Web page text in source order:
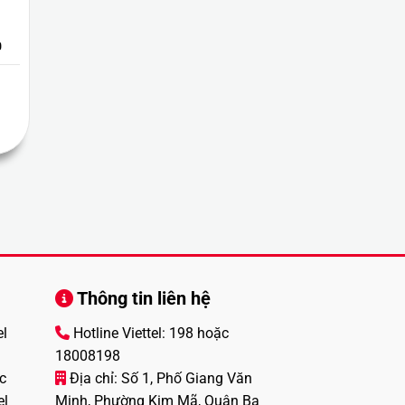
Thông tin liên hệ
Hotline Viettel: 198 hoặc
18008198
Địa chỉ: Số 1, Phố Giang Văn
Minh, Phường Kim Mã, Quận Ba